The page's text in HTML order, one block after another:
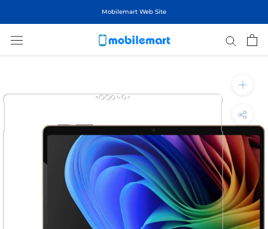
ン
ン
Mobilemart Web Site